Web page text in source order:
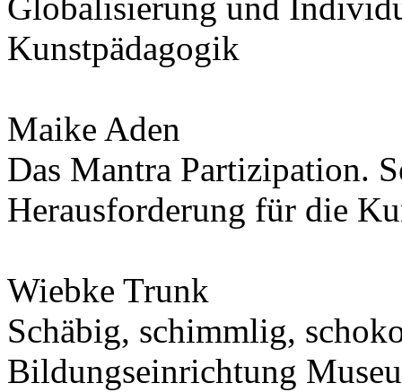
Kunstpädagogik
Maike Aden
Das Mantra Partizipation.
Herausforderung für die
Wiebke Trunk
Schäbig, schimmlig,
Bildungseinrichtung